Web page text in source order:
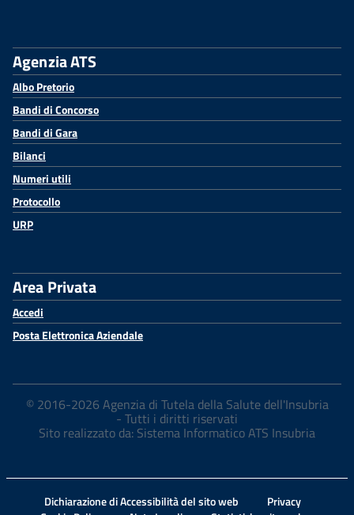
Agenzia ATS
Albo Pretorio
Bandi di Concorso
Bandi di Gara
Bilanci
Numeri utili
Protocollo
URP
Area Privata
Accedi
Posta Elettronica Aziendale
© 2016-2026 Agenzia di Tutela della Salute dell'Insubria
- Tutti i diritti riservati
Sito realizzato da: Sistema Informatico ATS Insubria
Dichiarazione di Accessibilità del sito web
Privacy